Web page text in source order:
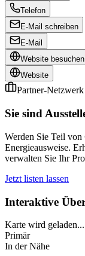
Telefon
E-Mail schreiben
E-Mail
Website besuchen
Website
Partner-Netzwerk
Sie sind
Werden Sie Teil
Energieausweise.
verwalten Sie Ihr
Jetzt listen lassen
Interaktive
Karte wird geladen...
Primär
In der Nähe